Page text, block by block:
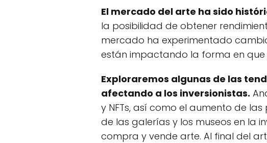
El mercado del arte ha sido
la posibilidad de obtener
mercado ha experimentado
están impactando la forma en que
Exploraremos algunas de las
afectando a los inversionistas.
y NFTs, así como el aumento de
de las galerías y los museos en la
compra y vende arte. Al final del